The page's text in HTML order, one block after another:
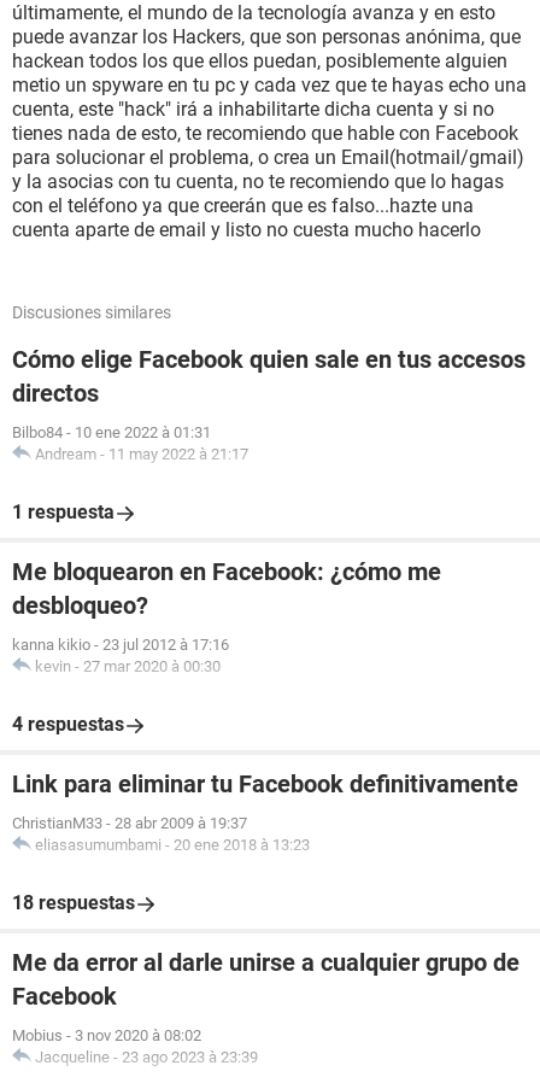
últimamente, el mundo de la tecnología avanza y en esto
puede avanzar los Hackers, que son personas anónima, que
hackean todos los que ellos puedan, posiblemente alguien
metio un spyware en tu pc y cada vez que te hayas echo una
cuenta, este "hack" irá a inhabilitarte dicha cuenta y si no
tienes nada de esto, te recomiendo que hable con Facebook
para solucionar el problema, o crea un Email(hotmail/gmail)
y la asocias con tu cuenta, no te recomiendo que lo hagas
con el teléfono ya que creerán que es falso...hazte una
cuenta aparte de email y listo no cuesta mucho hacerlo
Discusiones similares
Cómo elige Facebook quien sale en tus accesos
directos
Bilbo84 - 10 ene 2022 à 01:31
Andream - 11 may 2022 à 21:17
1 respuesta
Me bloquearon en Facebook: ¿cómo me
desbloqueo?
kanna kikio - 23 jul 2012 à 17:16
kevin - 27 mar 2020 à 00:30
4 respuestas
Link para eliminar tu Facebook definitivamente
ChristianM33 - 28 abr 2009 à 19:37
eliasasumumbami - 20 ene 2018 à 13:23
18 respuestas
Me da error al darle unirse a cualquier grupo de
Facebook
Mobius - 3 nov 2020 à 08:02
Jacqueline - 23 ago 2023 à 23:39